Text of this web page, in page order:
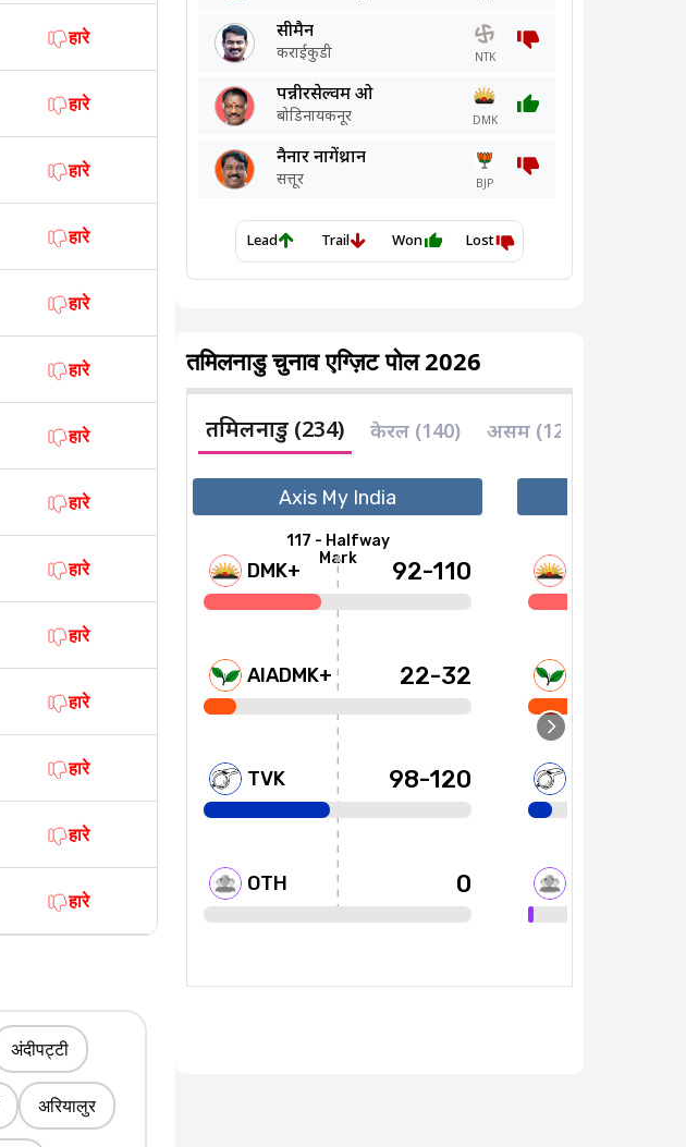
हारे
हारे
हारे
हारे
हारे
हारे
हारे
हारे
हारे
हारे
हारे
हारे
हारे
हारे
अंदीपट्टी
अरियालुर
तमिलनाडु चुनाव एग्ज़िट पोल 2026